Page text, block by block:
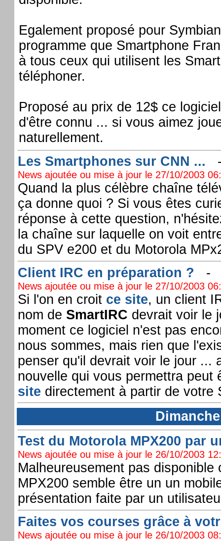
Egalement proposé pour
programme que Smartphone
à tous ceux qui utilisent les
téléphoner.
Proposé au prix de 12$ ce
d'être connu ... si vous aimez
naturellement.
Les Smartphones sur CNN ...
News ajoutée ou mise à jour le 27/10/2003
Quand la plus célèbre chaîne
ça donne quoi ? Si vous êtes
réponse à cette question,
la chaîne sur laquelle on voit
du SPV e200 et du Motorola
Client IRC en préparation ?
News ajoutée ou mise à jour le 27/10/2003
Si l'on en croit ce site, un client
nom de SmartIRC devrait voir le
moment ce logiciel n'est pas
nous sommes, mais rien que
penser qu'il devrait voir le jour ...
nouvelle qui vous permettra
site directement à partir de votre
Test du Motorola MPX200 par
News ajoutée ou mise à jour le 26/10/2003
Malheureusement pas
MPX200 semble être un un
présentation faite par un
Faites vos courses grâce à
News ajoutée ou mise à jour le 26/10/2003